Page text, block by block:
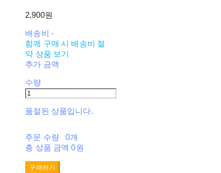
2,900원
배송비 -
함께 구매 시 배송비 절
약 상품 보기
추가 금액
수량
품절된 상품입니다.
주문 수량
0개
총 상품 금액 0원
구매하기